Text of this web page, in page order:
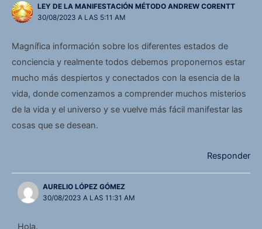
LEY DE LA MANIFESTACIÓN MÉTODO ANDREW CORENTT
30/08/2023 A LAS 5:11 AM
Magnífica información sobre los diferentes estados de
conciencia y realmente todos debemos proponernos estar
mucho más despiertos y conectados con la esencia de la
vida, donde comenzamos a comprender muchos misterios
de la vida y el universo y se vuelve más fácil manifestar las
cosas que se desean.
Responder
AURELIO LÓPEZ GÓMEZ
30/08/2023 A LAS 11:31 AM
Hola.